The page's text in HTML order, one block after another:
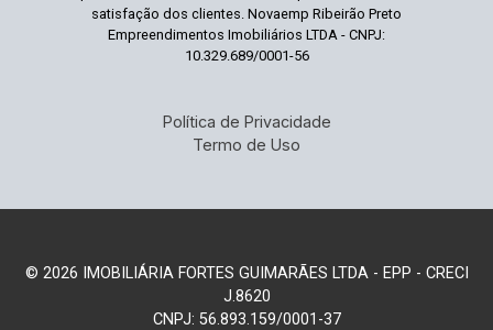
satisfação dos clientes. Novaemp Ribeirão Preto
Empreendimentos Imobiliários LTDA - CNPJ:
10.329.689/0001-56
Política de Privacidade
Termo de Uso
© 2026 IMOBILIÁRIA FORTES GUIMARÃES LTDA - EPP - CRECI
J.8620
CNPJ: 56.893.159/0001-37